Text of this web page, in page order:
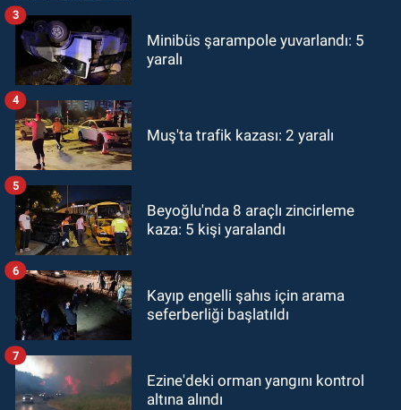
Minibüs şarampole yuvarlandı: 5
yaralı
3
Muş'ta trafik kazası: 2 yaralı
4
Beyoğlu'nda 8 araçlı zincirleme
kaza: 5 kişi yaralandı
5
Kayıp engelli şahıs için arama
seferberliği başlatıldı
6
Ezine'deki orman yangını kontrol
altına alındı
7